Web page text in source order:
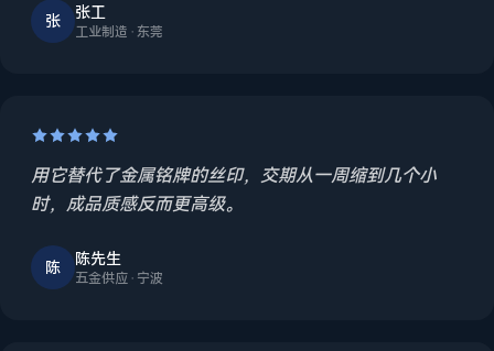
张 张工
工业制造 · 东莞
用它替代了金属铭牌的丝印，交期从一周缩到几个小
时，成品质感反而更高级。
陈 陈先生
五金供应 · 宁波